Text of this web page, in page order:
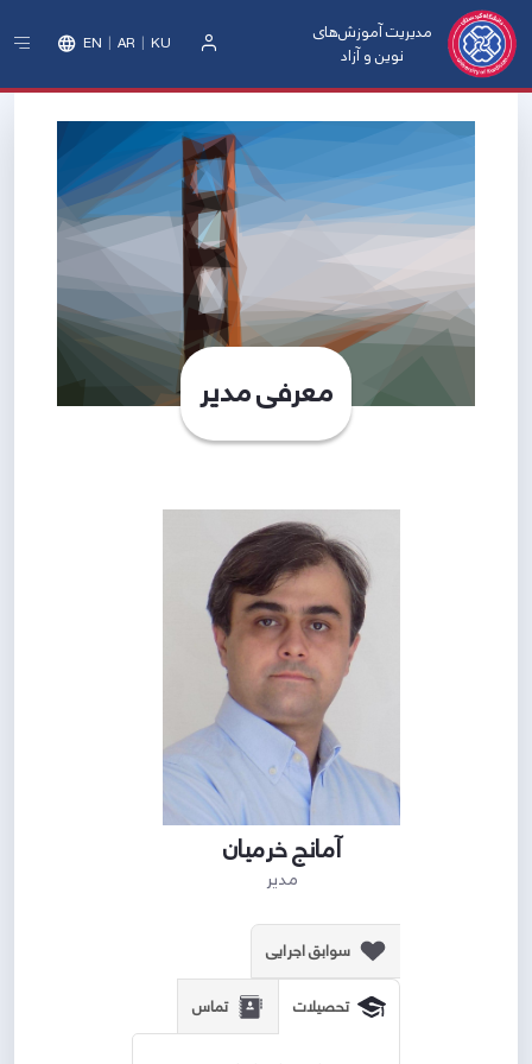
مدیریت آموزش‌های
نوین و آزاد
EN AR KU
معرفی مدیر
آمانج خرمیان
مدیر
تحصیلات تماس
سوابق اجرایی